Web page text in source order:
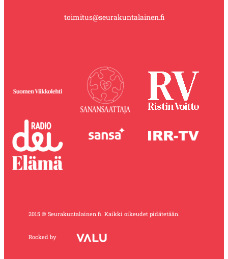
toimitus@seurakuntalainen.fi
2015 © Seurakuntalainen.fi. Kaikki oikeudet pidätetään.
Rocked by